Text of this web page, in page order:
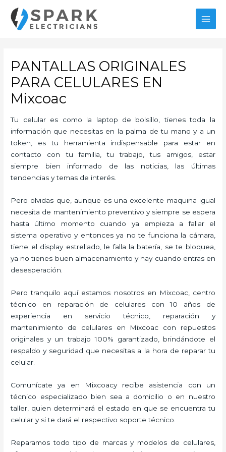
contenido
PANTALLAS ORIGINALES
PARA CELULARES EN
Mixcoac
Tu celular es como la laptop de bolsillo, tienes toda la
información que necesitas en la palma de tu mano y a un
token, es tu herramienta indispensable para estar en
contacto con tu familia, tu trabajo, tus amigos, estar
siempre bien informado de las noticias, las últimas
tendencias y temas de interés.
Pero olvidas que, aunque es una excelente maquina igual
necesita de mantenimiento preventivo y siempre se espera
hasta último momento cuando ya empieza a fallar el
sistema operativo y entonces ya no te funciona la cámara,
tiene el display estrellado, le falla la batería, se te bloquea,
ya no tienes buen almacenamiento y hay cuando entras en
desesperación.
Pero tranquilo aquí estamos nosotros en Mixcoac, centro
técnico en reparación de celulares con 10 años de
experiencia en servicio técnico, reparación y
mantenimiento de celulares en Mixcoac con repuestos
originales y un trabajo 100% garantizado, brindándote el
respaldo y seguridad que necesitas a la hora de reparar tu
celular.
Comunícate ya en Mixcoacy recibe asistencia con un
técnico especializado bien sea a domicilio o en nuestro
taller, quien determinará el estado en que se encuentra tu
celular y si te dará el respectivo soporte técnico.
Reparamos todo tipo de marcas y modelos de celulares,